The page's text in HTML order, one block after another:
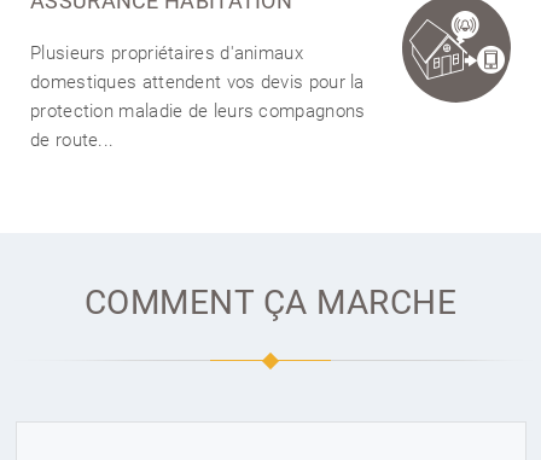
Plusieurs propriétaires d'animaux
domestiques attendent vos devis pour la
protection maladie de leurs compagnons
de route...
COMMENT ÇA MARCHE